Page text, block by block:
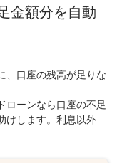
金額分を自動
、口座の残高が足りな
ローンなら口座の不足
けします。利息以外